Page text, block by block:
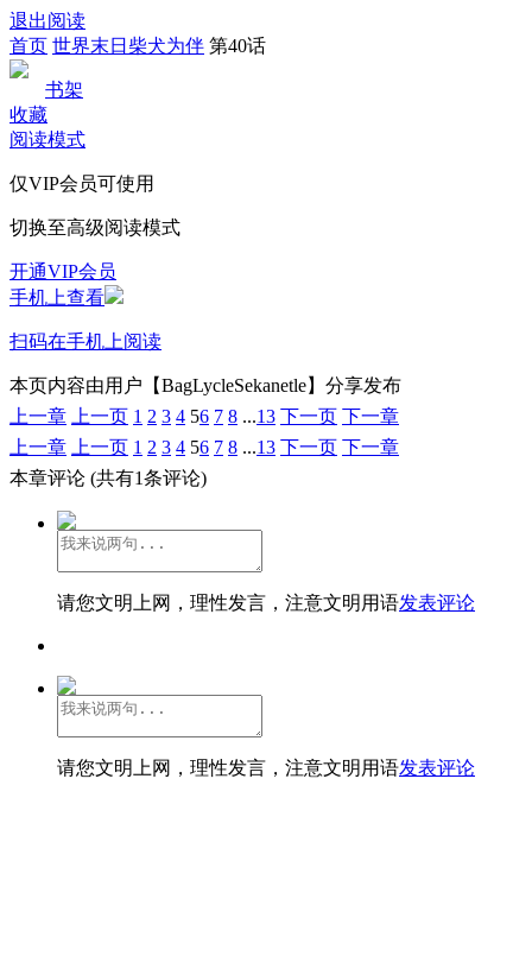
退出阅读
首页 世界末日柴犬为伴 第40话
书架
收藏
阅读模式
仅VIP会员可使用
切换至高级阅读模式
开通VIP会员
手机上查看
扫码在手机上阅读
本页内容由用户【BagLycleSekanetle】分享发布
上一章
上一页 1 2 3 4 56 7 8 ...13 下一页 下一章
上一章
上一页 1 2 3 4 56 7 8 ...13 下一页 下一章
本章评论 (共有1条评论)
请您文明上网，理性发言，注意文明用语发表评论
请您文明上网，理性发言，注意文明用语发表评论